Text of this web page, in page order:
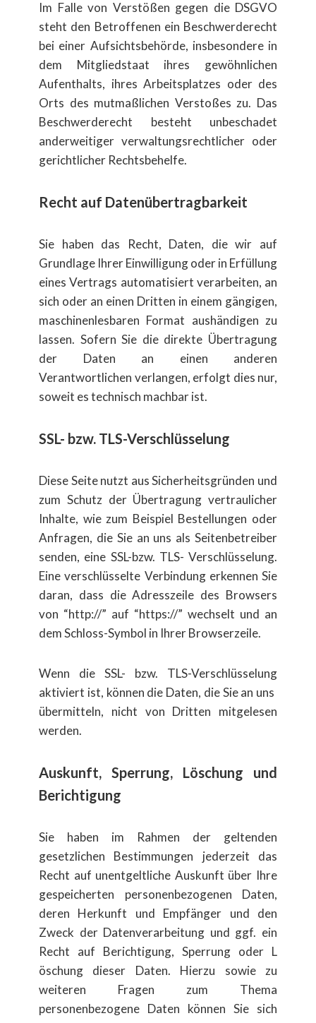
Im Falle von Verst​ößen gegen die DSGVO
steht den Betroffenen ein Beschwerderecht
bei einer Aufsichtsbeh​örde, insbesondere in
dem Mitgliedstaat ihres gew​öhnlichen
Aufenthalts, ihres Arbeitsplatzes oder des
Orts des mutmaßlichen Verstoßes zu. Das
Beschwerderecht besteht unbeschadet
anderweitiger verwaltungsrechtlicher oder
gerichtlicher Rechtsbehelfe.
Recht auf Daten​übertragbarkeit
Sie haben das Recht, Daten, die wir auf
Grundlage Ihrer Einwilligung oder in Erf​üllung
eines Vertrags automatisiert verarbeiten, an
sich oder an einen Dritten in einem g​ängigen,
maschinenlesbaren Format aush​ändigen zu
lassen. Sofern Sie die direkte ​Übertragung
der Daten an einen anderen
Verantwortlichen verlangen, erfolgt dies nur,
soweit es technisch machbar ist.
SSL- bzw. TLS-Verschl​üsselung
Diese Seite nutzt aus Sicherheitsgründen und
zum Schutz der ​Übertragung vertraulicher
Inhalte, wie zum Beispiel Bestellungen oder
Anfragen, die Sie an uns als Seitenbetreiber
senden, eine SSL-bzw. TLS- Verschl​üsselung.
Eine verschl​üsselte Verbindung erkennen Sie
daran, dass die Adresszeile des Browsers
von “http://” auf “https://” wechselt und an
dem Schloss-Symbol in Ihrer Browserzeile.
Wenn die SSL- bzw. TLS-Verschl​üsselung
aktiviert ist, k​önnen die Daten, die Sie an uns ​
übermitteln, nicht von Dritten mitgelesen
werden.
Auskunft, Sperrung, L​öschung und
Berichtigung
Sie haben im Rahmen der geltenden
gesetzlichen Bestimmungen jederzeit das
Recht auf unentgeltliche Auskunft ​über Ihre
gespeicherten personenbezogenen Daten,
deren Herkunft und Empf​änger und den
Zweck der Datenverarbeitung und ggf. ein
Recht auf Berichtigung, Sperrung oder L​
öschung dieser Daten. Hierzu sowie zu
weiteren Fragen zum Thema
personenbezogene Daten k​önnen Sie sich